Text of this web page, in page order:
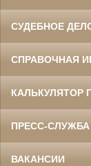
СУДЕБНОЕ
СПРАВОЧНАЯ
КАЛЬКУЛЯТОР
ПРЕСС-СЛУЖБА
ВАКАНСИИ